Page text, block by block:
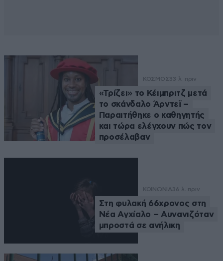
ΚΟΣΜΟΣ33 λ. πριν
«Τρίζει» το Κέιμπριτζ μετά
το σκάνδαλο Άρντεϊ –
Παραιτήθηκε ο καθηγητής
και τώρα ελέγχουν πώς τον
προσέλαβαν
ΚΟΙΝΩΝΙΑ36 λ. πριν
Στη φυλακή 66χρονος στη
Νέα Αγχίαλο – Αυνανιζόταν
μπροστά σε ανήλικη